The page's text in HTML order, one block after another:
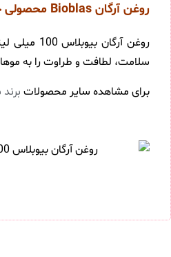
روغن آرگان Bioblas محصولی خالص و ارگانیک و اثربخش
سلامت، لطافت و طراوت را به
برای مشاهده سایر محصولات